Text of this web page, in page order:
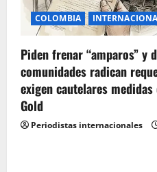
COLOMBIA
Piden frenar “amparos” y
comunidades radican
exigen cautelares
Gold
Periodistas internacionales